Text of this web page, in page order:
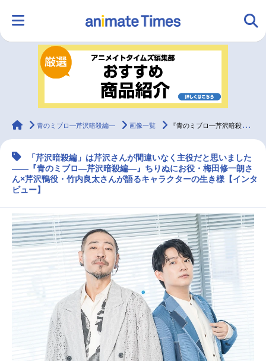
ランキング アニメ
ラジオ グッズ
マンガ・ラノベ ゲーム・アプリ 音楽 コスプレ
最新記事一覧
声優記事一覧
実写化映画一覧
今期アニメ曜日別一覧
夏アニメ
animateTimes
青のミブロ—芹沢暗殺編— 画像一覧 『青のミブロ—芹沢暗殺編—』梅田修一朗×竹内良太インタビュー
「芹沢暗殺編」は芹沢さんが間違いなく主役だと思いました
――『青のミブロ—芹沢暗殺編—』ちりぬにお役・梅田修一朗さ
ん×芹沢鴨役・竹内良太さんが語るキャラクターの生き様【インタ
ビュー】